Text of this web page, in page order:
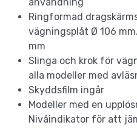
Ringformad
vägningsplåt Ø 106
mm
Slinga och krok för
alla modeller med
Skyddsfilm ingår
Modeller med en
Nivåindikator för att